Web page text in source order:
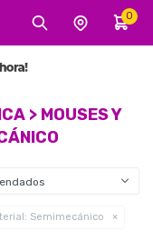
0
> MOUSES Y
Semimecánico
MI CUENTA